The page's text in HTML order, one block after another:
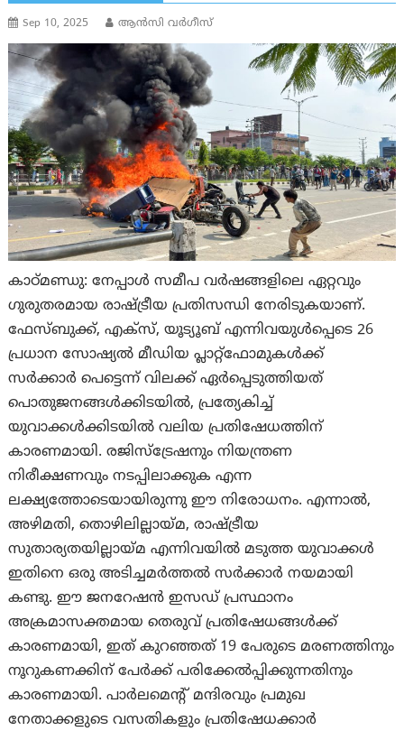
Sep 10, 2025 ആന്‍സി വര്‍ഗീസ്
കാഠ്മണ്ഡു: നേപ്പാൾ സമീപ വർഷങ്ങളിലെ ഏറ്റവും
ഗുരുതരമായ രാഷ്ട്രീയ പ്രതിസന്ധി നേരിടുകയാണ്.
ഫേസ്ബുക്ക്, എക്സ്, യൂട്യൂബ് എന്നിവയുൾപ്പെടെ 26
പ്രധാന സോഷ്യൽ മീഡിയ പ്ലാറ്റ്‌ഫോമുകൾക്ക്
സർക്കാർ പെട്ടെന്ന് വിലക്ക് ഏർപ്പെടുത്തിയത്
പൊതുജനങ്ങൾക്കിടയിൽ, പ്രത്യേകിച്ച്
യുവാക്കൾക്കിടയിൽ വലിയ പ്രതിഷേധത്തിന്
കാരണമായി. രജിസ്ട്രേഷനും നിയന്ത്രണ
നിരീക്ഷണവും നടപ്പിലാക്കുക എന്ന
ലക്ഷ്യത്തോടെയായിരുന്നു ഈ നിരോധനം. എന്നാൽ,
അഴിമതി, തൊഴിലില്ലായ്മ, രാഷ്ട്രീയ
സുതാര്യതയില്ലായ്മ എന്നിവയിൽ മടുത്ത യുവാക്കൾ
ഇതിനെ ഒരു അടിച്ചമർത്തൽ സർക്കാർ നയമായി
കണ്ടു. ഈ ജനറേഷൻ ഇസഡ് പ്രസ്ഥാനം
അക്രമാസക്തമായ തെരുവ് പ്രതിഷേധങ്ങൾക്ക്
കാരണമായി, ഇത് കുറഞ്ഞത് 19 പേരുടെ മരണത്തിനും
നൂറുകണക്കിന് പേർക്ക് പരിക്കേൽപ്പിക്കുന്നതിനും
കാരണമായി. പാർലമെന്റ് മന്ദിരവും പ്രമുഖ
നേതാക്കളുടെ വസതികളും പ്രതിഷേധക്കാർ